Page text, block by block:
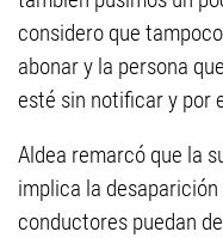
considero que
abonar y la persona
esté sin notificar y por
Aldea remarcó que la
implica la
conductores puedan